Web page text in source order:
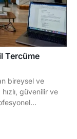
Tercüme
bireysel ve
güvenilir ve